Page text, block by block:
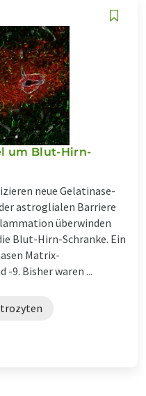
um Blut-Hirn-
neue Gelatinase-
astroglialen Barriere
überwinden
Blut-Hirn-Schranke. Ein
Matrix-
9. Bisher waren ...